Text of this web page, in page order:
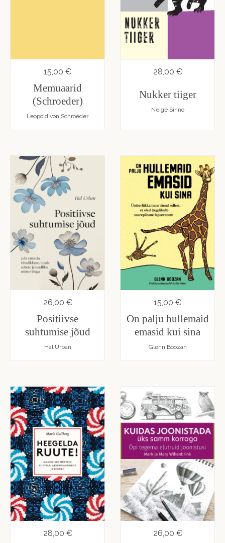
15,00 €
Memuaarid
(Schroeder)
Leopold von Schroeder
28,00 €
Nukker tiiger
Neige Sinno
26,00 €
Positiivse
suhtumise jõud
Hal Urban
15,00 €
On palju hullemaid
emasid kui sina
Glenn Boozan
28,00 € 26,00 €